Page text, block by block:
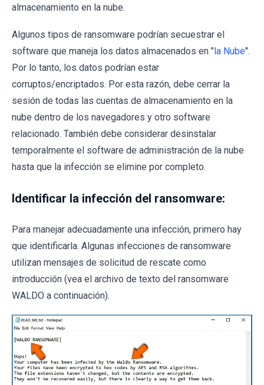
almacenamiento en la nube.
Algunos tipos de ransomware podrían secuestrar el
software que maneja los datos almacenados en "la Nube".
Por lo tanto, los datos podrían estar
corruptos/encriptados. Por esta razón, debe cerrar la
sesión de todas las cuentas de almacenamiento en la
nube dentro de los navegadores y otro software
relacionado. También debe considerar desinstalar
temporalmente el software de administración de la nube
hasta que la infección se elimine por completo.
Identificar la infección del ransomware:
Para manejar adecuadamente una infección, primero hay
que identificarla. Algunas infecciones de ransomware
utilizan mensajes de solicitud de rescate como
introducción (vea el archivo de texto del ransomware
WALDO a continuación).